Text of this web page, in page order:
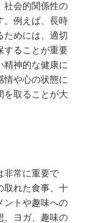
社会的関係性の
。例えば、長時
ためには、適切
することが重要
精神的な健康に
情や心の状態に
を取ることが大
非常に重要で
取れた食事、十
ントや趣味への
、ヨガ、趣味の